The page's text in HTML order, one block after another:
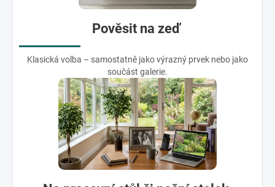
Pověsit na zeď
Klasická volba – samostatně jako výrazný prvek nebo jako
součást galerie.